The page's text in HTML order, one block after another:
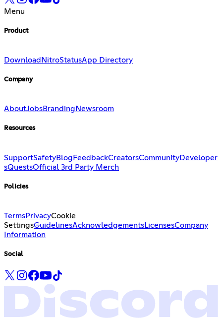
Menu
Product
Download NitroStatusApp Directory
Company
AboutJobsBranding Newsroom
Resources
SupportSafetyBlogFeedbackCreatorsCommunityDeveloper
sQuestsOfficial 3rd Party Merch
Policies
TermsPrivacyCookie
SettingsGuidelinesAcknowledgementsLicensesCompany
Information
Social